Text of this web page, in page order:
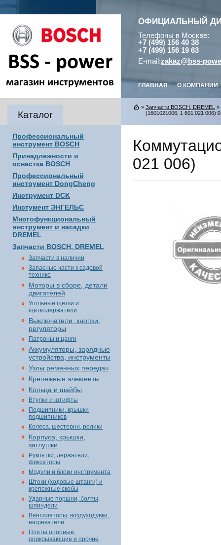
ОФИЦИАЛЬНЫЙ
Телефоны в Москве:
+7 (499) 156 40 38
+7 (499) 156 19 63
E-mail:zakaz@bss-
ГЛАВНАЯ О КОМПАНИИ
Каталог
Профессиональный
инструмент BOSCH
Принадлежности и
оснастка BOSCH
Профессиональный
инструмент DongCheng
Инструмент DCK
Инстумент ЭНГЕЛЬС
Многофункциональный
инструмент и насадки
DREMEL
Запчасти BOSCH, DREMEL
Запчасти в наличии
Запасные части к садовой
технике
Моторы в сборе, детали
двигателей
Угольные щетки и
щеткодержатели
Выключатели, кнопки,
регуляторы
Патроны и цанги
Аккумуляторы, зарядные
устройства, инструменты
Узлы ременных передач
Крепежные элементы
Кольца и шайбы
Втулки и штифты
Подшипники, крышки
подшипников
Колеса, шестерни, ролики
Корпуса, крышки,
заглушки
Рукоятки, держатели,
фиксаторы
Модули и блоки инструмента
Штоки (ходовые штанги) и
крепежные скобы
Ударные поршни, болты,
шпиндели
Вентиляторы, воздуходувки,
нагреватели
Плиты опорные,
прикрывающие и прочие
» Запчасти BOSCH, DREMEL »
(1601021006, 1 601 021 006)
021 006)